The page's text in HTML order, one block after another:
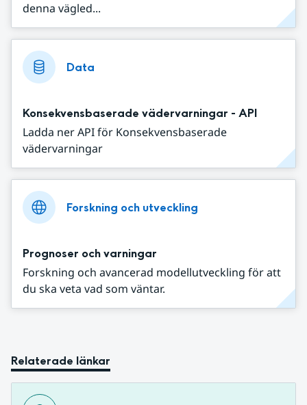
denna vägled...
Data
Konsekvensbaserade vädervarningar - API
Ladda ner API för Konsekvensbaserade
vädervarningar
Forskning och utveckling
Prognoser och varningar
Forskning och avancerad modellutveckling för att
du ska veta vad som väntar.
Relaterade länkar